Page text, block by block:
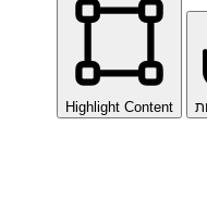
Highlight Content